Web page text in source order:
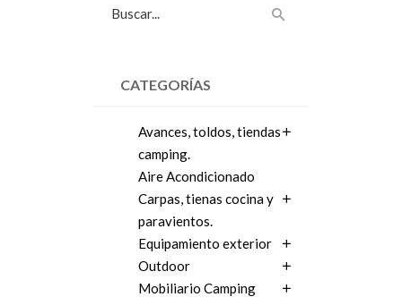
CATEGORÍAS
Avances, toldos, tiendas
camping.
Aire Acondicionado
Carpas, tienas cocina y
paravientos.
Equipamiento exterior
Outdoor
Mobiliario Camping